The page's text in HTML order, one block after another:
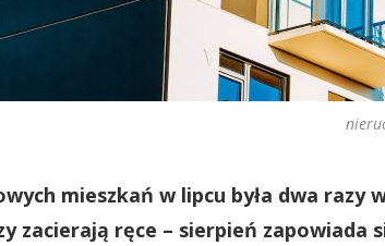
mieszkań w lipcu była dwa razy
zacierają ręce – sierpień zapowiada